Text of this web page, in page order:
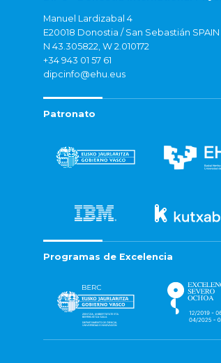
Manuel Lardizabal 4
E20018 Donostia / San Sebastián SPAIN
N 43.305822, W 2.010172
+34 943 01 57 61
dipcinfo@ehu.eus
Patronato
Programas de Excelencia